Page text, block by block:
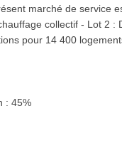
marché de service
collectif - Lot 2
pour 14 400
: 45%